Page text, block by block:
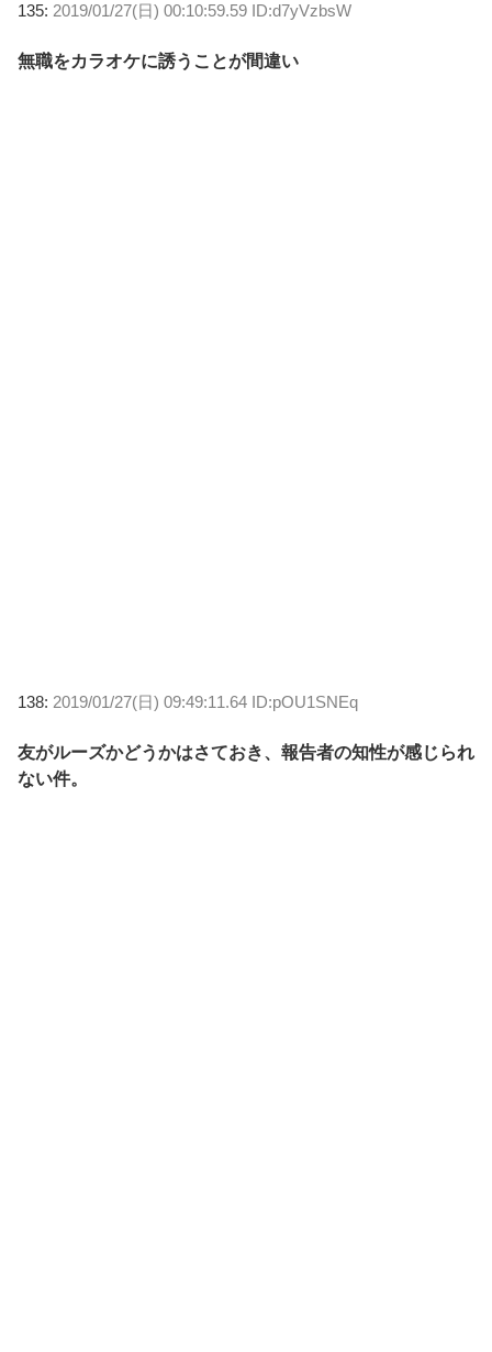
135: 2019/01/27(日) 00:10:59.59 ID:d7yVzbsW
無職をカラオケに誘うことが間違い
138: 2019/01/27(日) 09:49:11.64 ID:pOU1SNEq
友がルーズかどうかはさておき、報告者の知性が感じられ
ない件。